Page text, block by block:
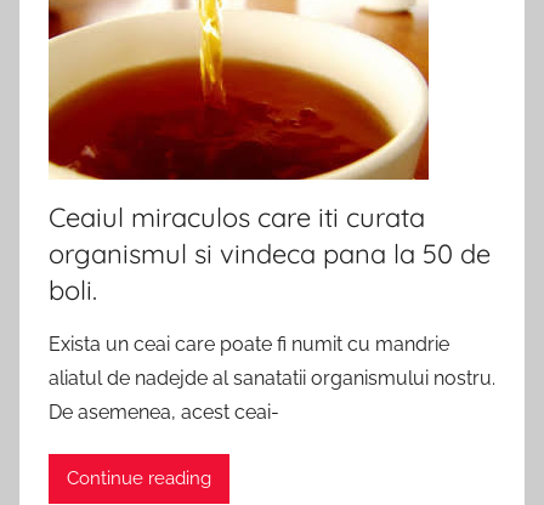
Ceaiul miraculos care iti curata
organismul si vindeca pana la 50 de
boli.
Exista un ceai care poate fi numit cu mandrie
aliatul de nadejde al sanatatii organismului nostru.
De asemenea, acest ceai-
Continue reading